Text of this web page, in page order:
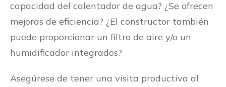
capacidad del calentador de agua? ¿Se ofrecen
mejoras de eficiencia? ¿El constructor también
puede proporcionar un filtro de aire y/o un
humidificador integrados?
Asegúrese de tener una visita productiva al